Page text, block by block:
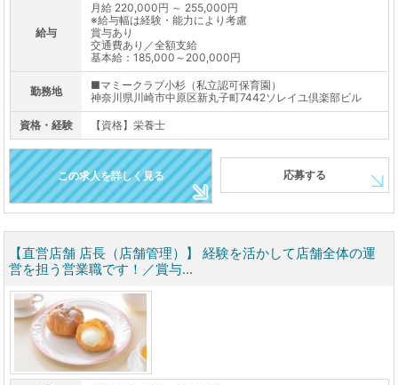
給与
月給 220,000円 ～ 255,000円
※給与幅は経験・能力により考慮
賞与あり
交通費あり／全額支給
基本給：185,000～200,000円
勤務地
■マミークラブ小杉（私立認可保育園）
神奈川県川崎市中原区新丸子町7442ソレイユ倶楽部ビル
資格・経験 【資格】栄養士
この求人を詳しく見る 応募する
【直営店舗 店長（店舗管理）】 経験を活かして店舗全体の運
営を担う営業職です！／賞与...